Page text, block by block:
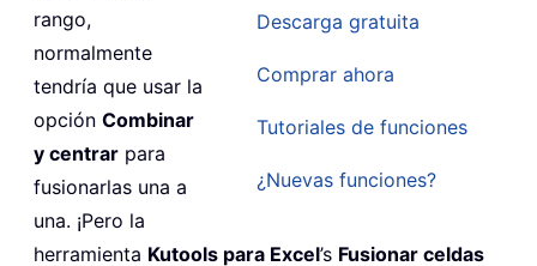
Descarga gratuita
Comprar ahora
Tutoriales de funciones
¿Nuevas funciones?
rango,
normalmente
tendría que usar la
opción Combinar
y centrar para
fusionarlas una a
una. ¡Pero la
herramienta Kutools para Excel’s Fusionar celdas